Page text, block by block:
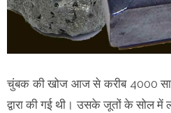
चुंबक की खोज आज से करीब 4000
द्वारा की गई थी। उसके जूतों के सोल